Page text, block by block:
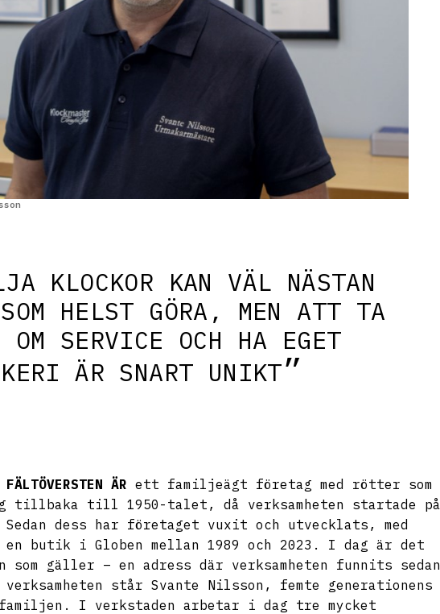
KLOCKOR KAN VÄL NÄSTAN
HELST GÖRA, MEN ATT TA
OM SERVICE OCH HA EGET
ÄR SNART UNIKT
FÄLTÖVERSTEN ÄR ett familjeägt företag med rötter som
tillbaka till 1950-talet, då verksamheten startade på
dess har företaget vuxit och utvecklats, med
butik i Globen mellan 1989 och 2023. I dag är det
som gäller – en adress där verksamheten funnits sedan
verksamheten står Svante Nilsson, femte generationens
I verkstaden arbetar i dag tre mycket